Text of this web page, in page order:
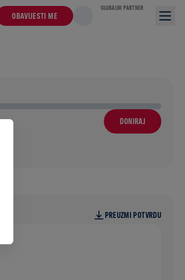
OBAVIJESTI ME
GLOBALNI PARTNER
DONIRAJ
PREUZMI POTVRDU